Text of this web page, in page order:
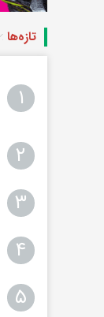
تازه‌ها
۱
۲
۳
۴
۵